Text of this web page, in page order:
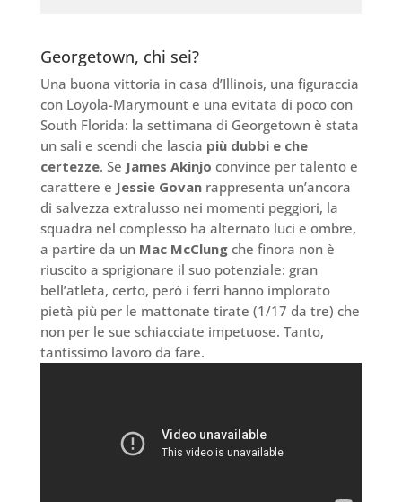
Georgetown, chi sei?
Una buona vittoria in casa d’Illinois, una figuraccia
con Loyola-Marymount e una evitata di poco con
South Florida: la settimana di Georgetown è stata
un sali e scendi che lascia più dubbi e che
certezze. Se James Akinjo convince per talento e
carattere e Jessie Govanrappresenta un’ancora
di salvezza extralusso nei momenti peggiori, la
squadra nel complesso ha alternato luci e ombre,
a partire da un Mac McClungche finora non è
riuscito a sprigionare il suo potenziale: gran
bell’atleta, certo, però i ferri hanno implorato
pietà più per le mattonate tirate (1/17 da tre) che
non per le sue schiacciate impetuose. Tanto,
tantissimo lavoro da fare.